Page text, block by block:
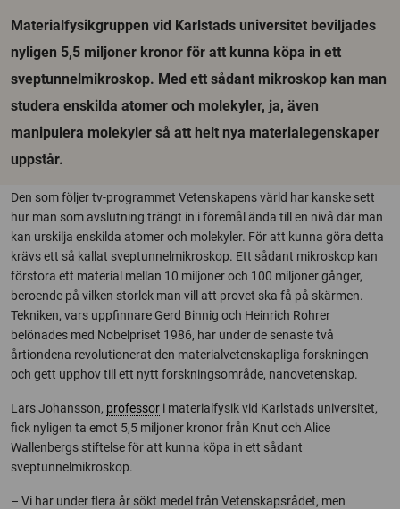
Materialfysikgruppen vid Karlstads universitet beviljades
nyligen 5,5 miljoner kronor för att kunna köpa in ett
sveptunnelmikroskop. Med ett sådant mikroskop kan man
studera enskilda atomer och molekyler, ja, även
manipulera molekyler så att helt nya materialegenskaper
uppstår.
Den som följer tv-programmet Vetenskapens värld har kanske sett
hur man som avslutning trängt in i föremål ända till en nivå där man
kan urskilja enskilda atomer och molekyler. För att kunna göra detta
krävs ett så kallat sveptunnelmikroskop. Ett sådant mikroskop kan
förstora ett material mellan 10 miljoner och 100 miljoner gånger,
beroende på vilken storlek man vill att provet ska få på skärmen.
Tekniken, vars uppfinnare Gerd Binnig och Heinrich Rohrer
belönades med Nobelpriset 1986, har under de senaste två
årtiondena revolutionerat den materialvetenskapliga forskningen
och gett upphov till ett nytt forskningsområde, nanovetenskap.
Lars Johansson, professor i materialfysik vid Karlstads universitet,
fick nyligen ta emot 5,5 miljoner kronor från Knut och Alice
Wallenbergs stiftelse för att kunna köpa in ett sådant
sveptunnelmikroskop.
– Vi har under flera år sökt medel från Vetenskapsrådet, men